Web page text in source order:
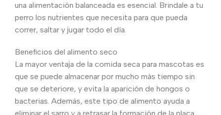
una alimentación balanceada es esencial. Brindale a tu
perro los nutrientes que necesita para que pueda
correr, saltar y jugar todo el día.
Beneficios del alimento seco
La mayor ventaja de la comida seca para mascotas es
que se puede almacenar por mucho más tiempo sin
que se deteriore, y evita la aparición de hongos o
bacterias. Además, este tipo de alimento ayuda a